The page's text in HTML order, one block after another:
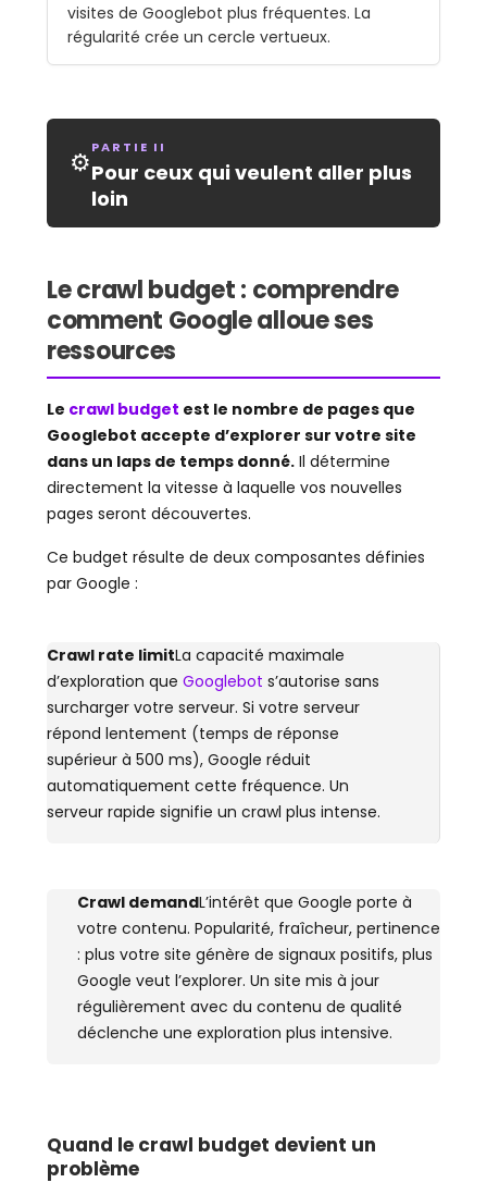
visites de Googlebot plus fréquentes. La
régularité crée un cercle vertueux.
⚙PARTIE II
Pour ceux qui veulent aller plus
loin
Le crawl budget : comprendre
comment Google alloue ses
ressources
Le crawl budget est le nombre de pages que
Googlebot accepte d’explorer sur votre site
dans un laps de temps donné. Il détermine
directement la vitesse à laquelle vos nouvelles
pages seront découvertes.
Ce budget résulte de deux composantes définies
par Google :
Crawl rate limitLa capacité maximale
d’exploration que Googlebot s’autorise sans
surcharger votre serveur. Si votre serveur
répond lentement (temps de réponse
supérieur à 500 ms), Google réduit
automatiquement cette fréquence. Un
serveur rapide signifie un crawl plus intense.
Crawl demandL’intérêt que Google porte à
votre contenu. Popularité, fraîcheur, pertinence
: plus votre site génère de signaux positifs, plus
Google veut l’explorer. Un site mis à jour
régulièrement avec du contenu de qualité
déclenche une exploration plus intensive.
Quand le crawl budget devient un
problème